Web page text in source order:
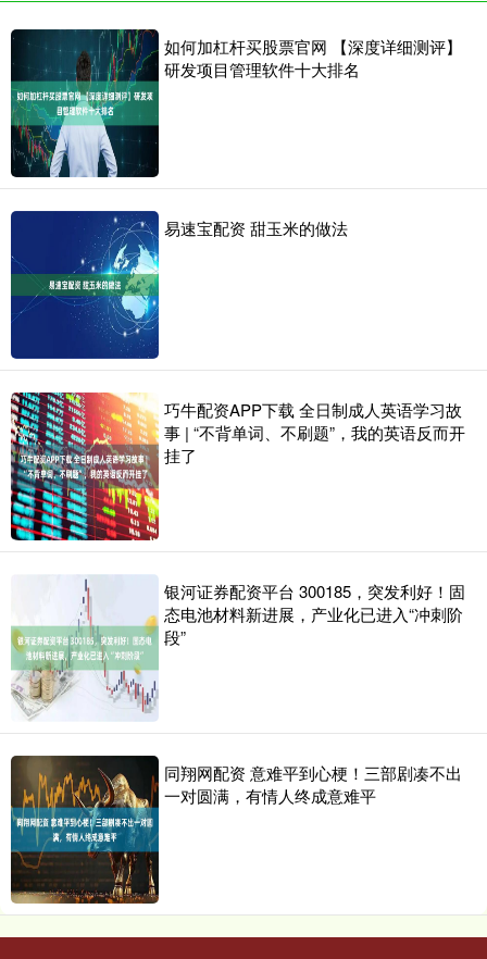
如何加杠杆买股票官网 【深度详细测评】
研发项目管理软件十大排名
易速宝配资 甜玉米的做法
巧牛配资APP下载 全日制成人英语学习故
事 | “不背单词、不刷题”，我的英语反而开
挂了
银河证券配资平台 300185，突发利好！固
态电池材料新进展，产业化已进入“冲刺阶
段”
同翔网配资 意难平到心梗！三部剧凑不出
一对圆满，有情人终成意难平